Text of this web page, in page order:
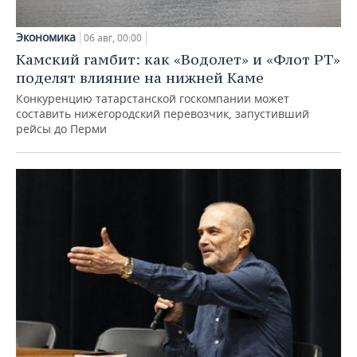
Экономика 06 авг, 00:00
Камский гамбит: как «Водолет» и «Флот РТ»
поделят влияние на нижней Каме
Конкуренцию татарстанской госкомпании может
составить нижегородский перевозчик, запустивший
рейсы до Перми